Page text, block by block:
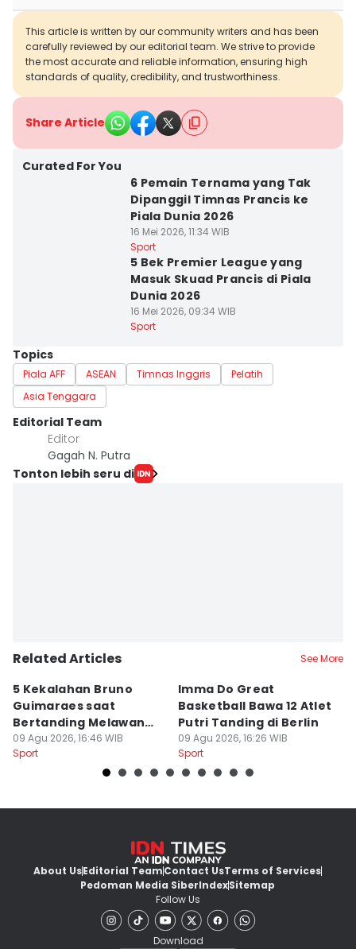
This article is written by our community writers and has been
carefully reviewed by our editorial team. We strive to provide
the most accurate and reliable information, ensuring high
standards of quality, credibility, and trustworthiness.
Share Article
Curated For You
6 Pemain Ternama yang Tak
Dipanggil Timnas Prancis ke
Piala Dunia 2026
16 Mei 2026, 11:34 WIB
Sport
5 Bek Premier League yang
Masuk Skuad Prancis di Piala
Dunia 2026
16 Mei 2026, 09:34 WIB
Sport
Topics
Piala AFF ASEAN Timnas Inggris
Pelatih
Asia Tenggara
Editorial Team
Editor
Gagah N. Putra
Tonton lebih seru di
Related Articles See More
5 Kekalahan Bruno
Guimaraes saat
Bertanding Melawan
Arsenal
09 Agu 2026, 16:46 WIB
Sport
Imma Do Great
Basketball Bawa 12 Atlet
Putri Tanding di Berlin
09 Agu 2026, 16:26 WIB
Sport
About UsEditorial TeamContact UsTerms of Services
Pedoman Media SiberIndexSitemap
Follow Us
Download